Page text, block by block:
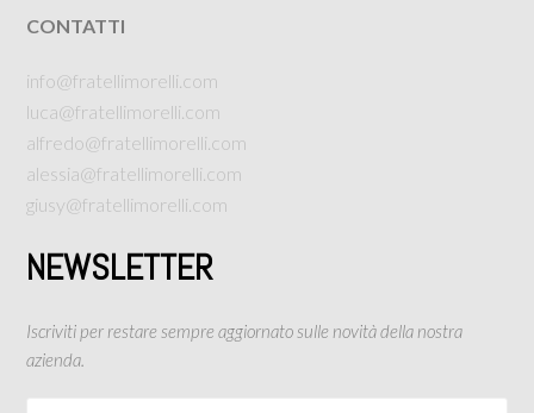
CONTATTI
info@fratellimorelli.com
luca@fratellimorelli.com
alfredo@fratellimorelli.com
alessia@fratellimorelli.com
giusy@fratellimorelli.com
NEWSLETTER
Iscriviti per restare sempre aggiornato sulle novità della nostra
azienda.